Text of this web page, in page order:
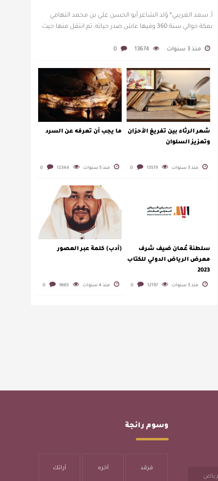
أ. سعد الغريبي* وُلد الشاعر أبو الحسن علي بن محمد التهامي
بمكة حوالي سنة 360 وفيها عاش صدر حياته، ثم انتقل منها حيث
منذ 3 سنوات 13674
0
شعر الرثاء بين تفريغ الأحزان
وتعزيز السلوان
منذ 3 سنوات 13519
0
ما يجب أن تعرفه عن السرد
منذ 5 سنوات 12344
0
سلطنة عُمان ضيف شرف
معرض الرياض الدولي للكتاب
2023
منذ 3 سنوات 12197
0
(أدب) كلمة عبر العصور
منذ 4 سنوات 9665
0
وسوم رائجة
فرقد آخره آرائك